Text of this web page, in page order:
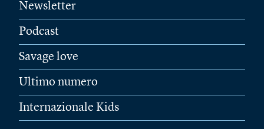
Newsletter
Podcast
Savage love
Ultimo numero
Internazionale Kids